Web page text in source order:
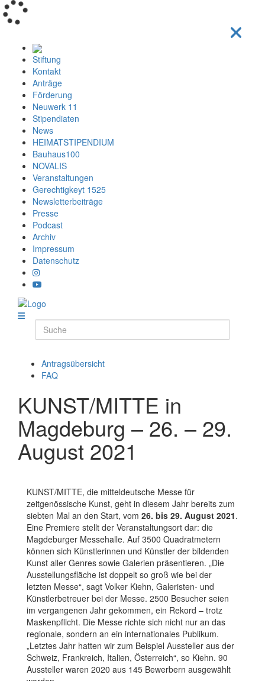
Stiftung
Kontakt
Anträge
Förderung
Neuwerk 11
Stipendiaten
News
HEIMATSTIPENDIUM
Bauhaus100
NOVALIS
Veranstaltungen
Gerechtigkeyt 1525
Newsletterbeiträge
Presse
Podcast
Archiv
Impressum
Datenschutz
Antragsübersicht
FAQ
KUNST/MITTE in
Magdeburg – 26. – 29.
August 2021
KUNST/MITTE, die mitteldeutsche Messe für
zeitgenössische Kunst, geht in diesem Jahr bereits zum
siebten Mal an den Start, vom 26. bis 29. August 2021.
Eine Premiere stellt der Veranstaltungsort dar: die
Magdeburger Messehalle. Auf 3500 Quadratmetern
können sich Künstlerinnen und Künstler der bildenden
Kunst aller Genres sowie Galerien präsentieren. „Die
Ausstellungsfläche ist doppelt so groß wie bei der
letzten Messe“, sagt Volker Kiehn, Galeristen- und
Künstlerbetreuer bei der Messe. 2500 Besucher seien
im vergangenen Jahr gekommen, ein Rekord – trotz
Maskenpflicht. Die Messe richte sich nicht nur an das
regionale, sondern an ein internationales Publikum.
„Letztes Jahr hatten wir zum Beispiel Aussteller aus der
Schweiz, Frankreich, Italien, Österreich“, so Kiehn. 90
Aussteller waren 2020 aus 145 Bewerbern ausgewählt